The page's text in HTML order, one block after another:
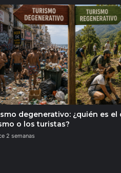
degenerativo: ¿quién es el
o los turistas?
2 semanas